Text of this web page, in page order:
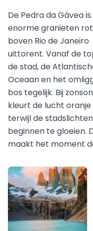
De Pedra da Gávea
enorme granieten
boven Rio de Janeiro
uittorent. Vanaf de
de stad, de
Oceaan en het
bos tegelijk. Bij
kleurt de lucht
terwijl de stadslichten
beginnen te gloeien.
maakt het moment